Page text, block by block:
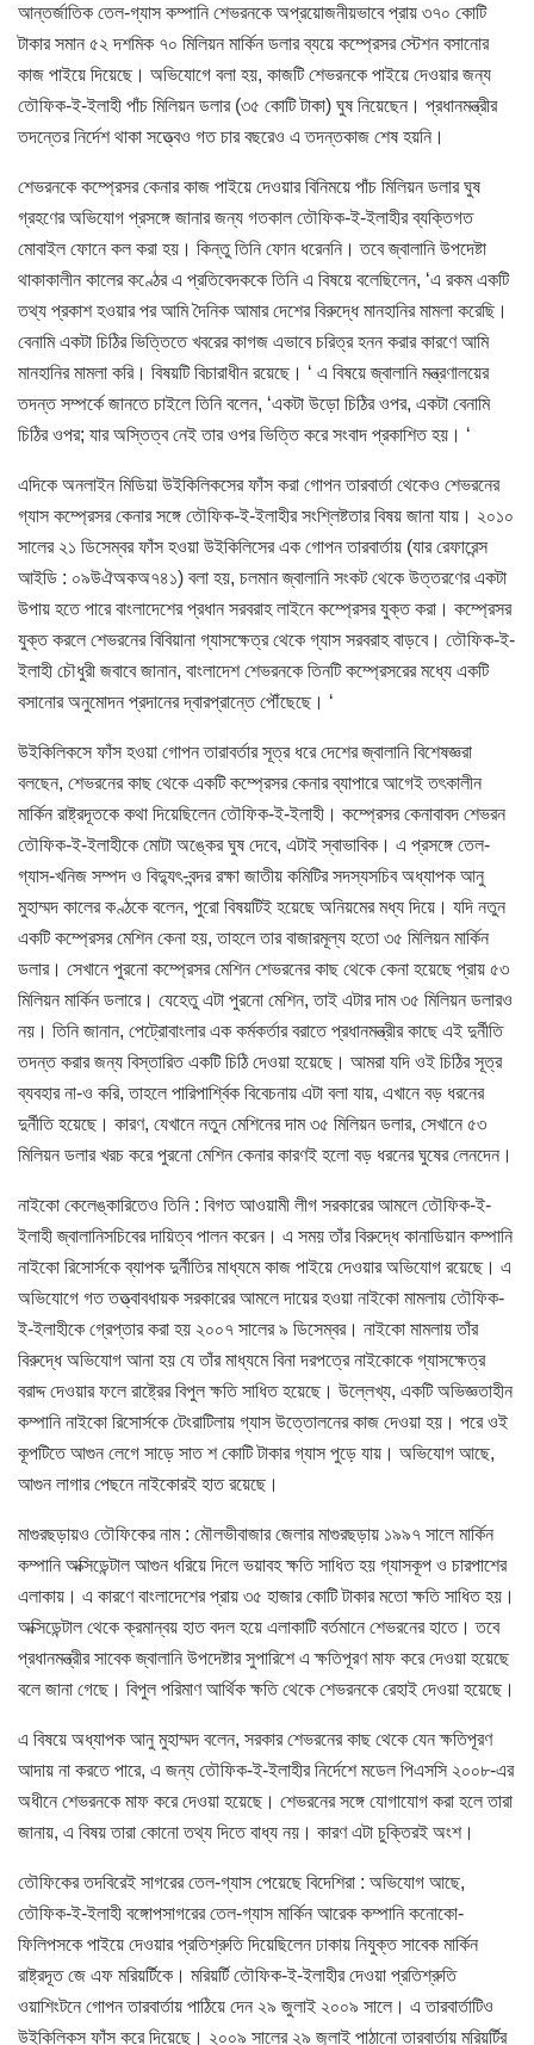
আন্তর্জাতিক তেল-গ্যাস কম্পানি শেভরনকে অপ্রয়োজনীয়ভাবে প্রায় ৩৭০ কোটি
টাকার সমান ৫২ দশমিক ৭০ মিলিয়ন মার্কিন ডলার ব্যয়ে কম্প্রেসর স্টেশন বসানোর
কাজ পাইয়ে দিয়েছে। অভিযোগে বলা হয়, কাজটি শেভরনকে পাইয়ে দেওয়ার জন্য
তৌফিক-ই-ইলাহী পাঁচ মিলিয়ন ডলার (৩৫ কোটি টাকা) ঘুষ নিয়েছেন। প্রধানমন্ত্রীর
তদন্তের নির্দেশ থাকা সত্ত্বেও গত চার বছরেও এ তদন্তকাজ শেষ হয়নি।
শেভরনকে কম্প্রেসর কেনার কাজ পাইয়ে দেওয়ার বিনিময়ে পাঁচ মিলিয়ন ডলার ঘুষ
গ্রহণের অভিযোগ প্রসঙ্গে জানার জন্য গতকাল তৌফিক-ই-ইলাহীর ব্যক্তিগত
মোবাইল ফোনে কল করা হয়। কিন্তু তিনি ফোন ধরেননি। তবে জ্বালানি উপদেষ্টা
থাকাকালীন কালের কণ্ঠের এ প্রতিবেদককে তিনি এ বিষয়ে বলেছিলেন, ‘এ রকম একটি
তথ্য প্রকাশ হওয়ার পর আমি দৈনিক আমার দেশের বিরুদ্ধে মানহানির মামলা করেছি।
বেনামি একটা চিঠির ভিত্তিতে খবরের কাগজ এভাবে চরিত্র হনন করার কারণে আমি
মানহানির মামলা করি। বিষয়টি বিচারাধীন রয়েছে। ‘ এ বিষয়ে জ্বালানি মন্ত্রণালয়ের
তদন্ত সম্পর্কে জানতে চাইলে তিনি বলেন, ‘একটা উড়ো চিঠির ওপর, একটা বেনামি
চিঠির ওপর; যার অস্তিত্ব নেই তার ওপর ভিত্তি করে সংবাদ প্রকাশিত হয়। ‘
এদিকে অনলাইন মিডিয়া উইকিলিকসের ফাঁস করা গোপন তারবার্তা থেকেও শেভরনের
গ্যাস কম্প্রেসর কেনার সঙ্গে তৌফিক-ই-ইলাহীর সংশ্লিষ্টতার বিষয় জানা যায়। ২০১০
সালের ২১ ডিসেম্বর ফাঁস হওয়া উইকিলিসের এক গোপন তারবার্তায় (যার রেফারেন্স
আইডি : ০৯উঐঅকঅ৭৪১) বলা হয়, চলমান জ্বালানি সংকট থেকে উত্তরণের একটা
উপায় হতে পারে বাংলাদেশের প্রধান সরবরাহ লাইনে কম্প্রেসর যুক্ত করা। কম্প্রেসর
যুক্ত করলে শেভরনের বিবিয়ানা গ্যাসক্ষেত্র থেকে গ্যাস সরবরাহ বাড়বে। তৌফিক-ই-
ইলাহী চৌধুরী জবাবে জানান, বাংলাদেশ শেভরনকে তিনটি কম্প্রেসরের মধ্যে একটি
বসানোর অনুমোদন প্রদানের দ্বারপ্রান্তে পৌঁছেছে। ‘
উইকিলিকসে ফাঁস হওয়া গোপন তারাবর্তার সূত্র ধরে দেশের জ্বালানি বিশেষজ্ঞরা
বলছেন, শেভরনের কাছ থেকে একটি কম্প্রেসর কেনার ব্যাপারে আগেই তৎকালীন
মার্কিন রাষ্ট্রদূতকে কথা দিয়েছিলেন তৌফিক-ই-ইলাহী। কম্প্রেসর কেনাবাবদ শেভরন
তৌফিক-ই-ইলাহীকে মোটা অঙ্কের ঘুষ দেবে, এটাই স্বাভাবিক। এ প্রসঙ্গে তেল-
গ্যাস-খনিজ সম্পদ ও বিদ্যুৎ-বন্দর রক্ষা জাতীয় কমিটির সদস্যসচিব অধ্যাপক আনু
মুহাম্মদ কালের কণ্ঠকে বলেন, পুরো বিষয়টিই হয়েছে অনিয়মের মধ্য দিয়ে। যদি নতুন
একটি কম্প্রেসর মেশিন কেনা হয়, তাহলে তার বাজারমূল্য হতো ৩৫ মিলিয়ন মার্কিন
ডলার। সেখানে পুরনো কম্প্রেসর মেশিন শেভরনের কাছ থেকে কেনা হয়েছে প্রায় ৫৩
মিলিয়ন মার্কিন ডলারে। যেহেতু এটা পুরনো মেশিন, তাই এটার দাম ৩৫ মিলিয়ন ডলারও
নয়। তিনি জানান, পেট্রোবাংলার এক কর্মকর্তার বরাতে প্রধানমন্ত্রীর কাছে এই দুর্নীতি
তদন্ত করার জন্য বিস্তারিত একটি চিঠি দেওয়া হয়েছে। আমরা যদি ওই চিঠির সূত্র
ব্যবহার না-ও করি, তাহলে পারিপার্শ্বিক বিবেচনায় এটা বলা যায়, এখানে বড় ধরনের
দুর্নীতি হয়েছে। কারণ, যেখানে নতুন মেশিনের দাম ৩৫ মিলিয়ন ডলার, সেখানে ৫৩
মিলিয়ন ডলার খরচ করে পুরনো মেশিন কেনার কারণই হলো বড় ধরনের ঘুষের লেনদেন।
নাইকো কেলেঙ্কারিতেও তিনি : বিগত আওয়ামী লীগ সরকারের আমলে তৌফিক-ই-
ইলাহী জ্বালানিসচিবের দায়িত্ব পালন করেন। এ সময় তাঁর বিরুদ্ধে কানাডিয়ান কম্পানি
নাইকো রিসোর্সকে ব্যাপক দুর্নীতির মাধ্যমে কাজ পাইয়ে দেওয়ার অভিযোগ রয়েছে। এ
অভিযোগে গত তত্ত্বাবধায়ক সরকারের আমলে দায়ের হওয়া নাইকো মামলায় তৌফিক-
ই-ইলাহীকে গ্রেপ্তার করা হয় ২০০৭ সালের ৯ ডিসেম্বর। নাইকো মামলায় তাঁর
বিরুদ্ধে অভিযোগ আনা হয় যে তাঁর মাধ্যমে বিনা দরপত্রে নাইকোকে গ্যাসক্ষেত্র
বরাদ্দ দেওয়ার ফলে রাষ্ট্রের বিপুল ক্ষতি সাধিত হয়েছে। উল্লেখ্য, একটি অভিজ্ঞতাহীন
কম্পানি নাইকো রিসোর্সকে টেংরাটিলায় গ্যাস উত্তোলনের কাজ দেওয়া হয়। পরে ওই
কূপটিতে আগুন লেগে সাড়ে সাত শ কোটি টাকার গ্যাস পুড়ে যায়। অভিযোগ আছে,
আগুন লাগার পেছনে নাইকোরই হাত রয়েছে।
মাগুরছড়ায়ও তৌফিকের নাম : মৌলভীবাজার জেলার মাগুরছড়ায় ১৯৯৭ সালে মার্কিন
কম্পানি অক্সিডেন্টাল আগুন ধরিয়ে দিলে ভয়াবহ ক্ষতি সাধিত হয় গ্যাসকূপ ও চারপাশের
এলাকায়। এ কারণে বাংলাদেশের প্রায় ৩৫ হাজার কোটি টাকার মতো ক্ষতি সাধিত হয়।
অক্সিডেন্টাল থেকে ক্রমান্বয় হাত বদল হয়ে এলাকাটি বর্তমানে শেভরনের হাতে। তবে
প্রধানমন্ত্রীর সাবেক জ্বালানি উপদেষ্টার সুপারিশে এ ক্ষতিপূরণ মাফ করে দেওয়া হয়েছে
বলে জানা গেছে। বিপুল পরিমাণ আর্থিক ক্ষতি থেকে শেভরনকে রেহাই দেওয়া হয়েছে।
এ বিষয়ে অধ্যাপক আনু মুহাম্মদ বলেন, সরকার শেভরনের কাছ থেকে যেন ক্ষতিপূরণ
আদায় না করতে পারে, এ জন্য তৌফিক-ই-ইলাহীর নির্দেশে মডেল পিএসসি ২০০৮-এর
অধীনে শেভরনকে মাফ করে দেওয়া হয়েছে। শেভরনের সঙ্গে যোগাযোগ করা হলে তারা
জানায়, এ বিষয় তারা কোনো তথ্য দিতে বাধ্য নয়। কারণ এটা চুক্তিরই অংশ।
তৌফিকের তদবিরেই সাগরের তেল-গ্যাস পেয়েছে বিদেশিরা : অভিযোগ আছে,
তৌফিক-ই-ইলাহী বঙ্গোপসাগরের তেল-গ্যাস মার্কিন আরেক কম্পানি কনোকো-
ফিলিপসকে পাইয়ে দেওয়ার প্রতিশ্রুতি দিয়েছিলেন ঢাকায় নিযুক্ত সাবেক মার্কিন
রাষ্ট্রদূত জে এফ মরিয়র্টিকে। মরিয়র্টি তৌফিক-ই-ইলাহীর দেওয়া প্রতিশ্রুতি
ওয়াশিংটনে গোপন তারবার্তায় পাঠিয়ে দেন ২৯ জুলাই ২০০৯ সালে। এ তারবার্তাটিও
উইকিলিকস ফাঁস করে দিয়েছে। ২০০৯ সালের ২৯ জুলাই পাঠানো তারবার্তায় মরিয়র্টির